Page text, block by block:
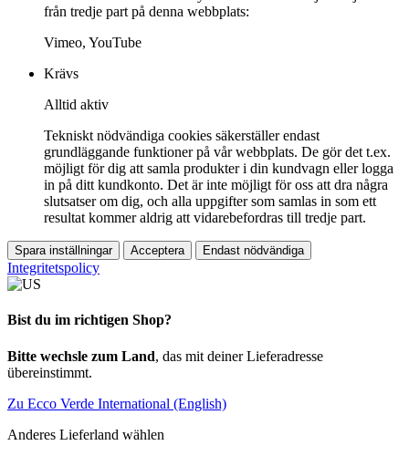
från tredje part på denna webbplats:
Vimeo, YouTube
Krävs
Alltid aktiv
Tekniskt nödvändiga cookies säkerställer endast
grundläggande funktioner på vår webbplats. De gör det t.ex.
möjligt för dig att samla produkter i din kundvagn eller logga
in på ditt kundkonto. Det är inte möjligt för oss att dra några
slutsatser om dig, och alla uppgifter som samlas in som ett
resultat kommer aldrig att vidarebefordras till tredje part.
Spara inställningar Acceptera Endast nödvändiga
Integritetspolicy
Bist du im richtigen Shop?
Bitte wechsle zum Land, das mit deiner Lieferadresse
übereinstimmt.
Zu Ecco Verde International (English)
Anderes Lieferland wählen